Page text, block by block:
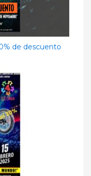
de descuento